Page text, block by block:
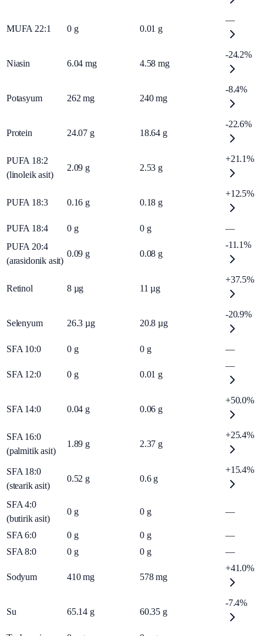
MUFA 22:1 0 g 0.01 g
—
Niasin 6.04 mg 4.58 mg
-24.2%
Potasyum 262 mg 240 mg
-8.4%
Protein 24.07 g 18.64 g
-22.6%
PUFA 18:2
(linoleik asit)
2.09 g 2.53 g
+21.1%
PUFA 18:3 0.16 g 0.18 g
+12.5%
PUFA 18:4 0 g 0 g
—
PUFA 20:4
(arasidonik asit)
0.09 g 0.08 g
-11.1%
Retinol 8 µg 11 µg
+37.5%
Selenyum 26.3 µg 20.8 µg
-20.9%
SFA 10:0 0 g 0 g —
SFA 12:0 0 g 0.01 g
—
SFA 14:0 0.04 g 0.06 g
+50.0%
SFA 16:0
(palmitik asit)
1.89 g 2.37 g
+25.4%
SFA 18:0
(stearik asit)
0.52 g 0.6 g
+15.4%
SFA 4:0
(butirik asit)
0 g 0 g —
SFA 6:0 0 g 0 g
—
SFA 8:0
0 g 0 g —
Sodyum 410 mg 578 mg
+41.0%
Su 65.14 g 60.35 g
-7.4%